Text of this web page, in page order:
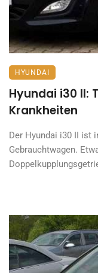
HYUNDAI
Hyundai i30 II:
Krankheiten
Der Hyundai i30 II ist
Gebrauchtwagen.